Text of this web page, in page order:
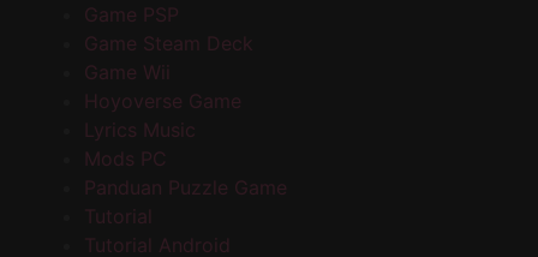
Game PSP
Game Steam Deck
Game Wii
Hoyoverse Game
Lyrics Music
Mods PC
Panduan Puzzle Game
Tutorial
Tutorial Android